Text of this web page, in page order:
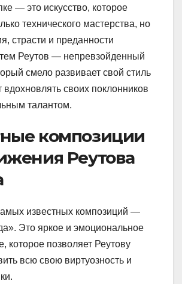
— это искусство, которое
технического мастерства, но
страсти и преданности
Реутов — непревзойденный
смело развивает свой стиль
вдохновлять своих поклонников
талантом.
композиции
Реутова
известных композиций —
Это яркое и эмоциональное
которое позволяет Реутову
всю свою виртуозность и